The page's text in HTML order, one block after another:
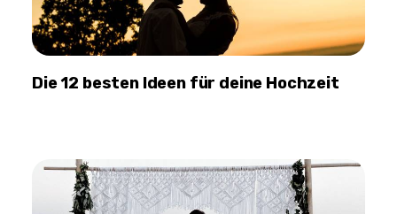
Die 12 besten Ideen für deine Hochzeit